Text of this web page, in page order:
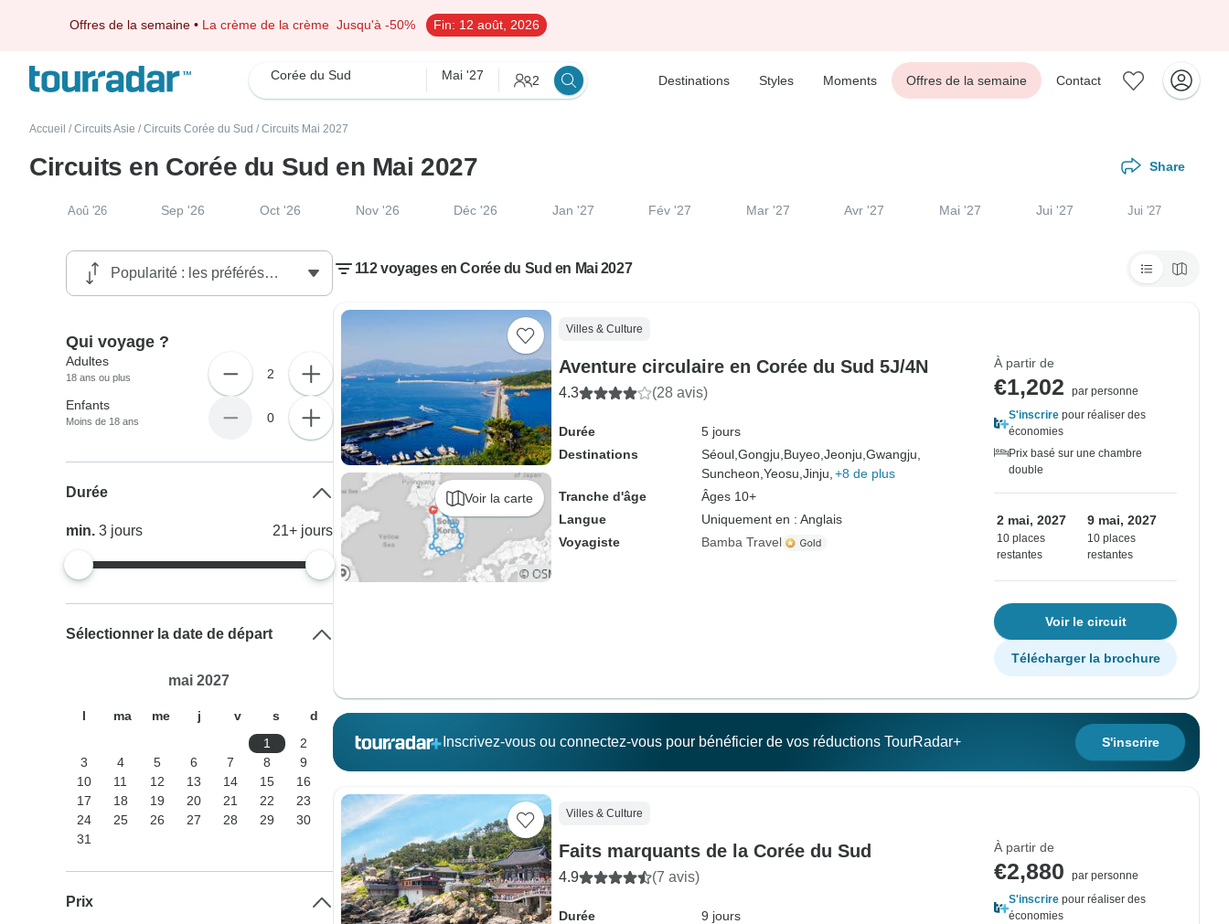
Offres de la semaine • La crème de la crème Jusqu'à -50% Fin: 12 août, 2026
Corée du Sud Mai '27 2 Destinations Styles Moments Offres de la semaine Contact
Accueil / Circuits Asie / Circuits Corée du Sud / Circuits Mai 2027
Circuits en Corée du Sud en Mai 2027 Share
Aoû '26 Sep '26 Oct '26 Nov '26 Déc '26 Jan '27 Fév '27 Mar '27 Avr '27 Mai '27 Jui '27 Jui '27
112 voyages en Corée du Sud en Mai 2027
Voir la carte
Villes & Culture
Aventure circulaire en Corée du Sud 5J/4N
4.3 (28 avis)
Durée
5 jours
Destinations
Séoul, Gongju, Buyeo, Jeonju, Gwangju,
Suncheon, Yeosu, Jinju, +8 de plus
Tranche d'âge
Âges 10+
Langue
Uniquement en : Anglais
Voyagiste
Bamba Travel
À partir de
€1,202
par personne
S'inscrire pour réaliser des
économies
Prix basé sur une chambre
double
2 mai, 2027
10 places
restantes
9 mai, 2027
10 places
restantes
Voir le circuit
Télécharger la brochure
Inscrivez-vous ou connectez-vous pour bénéficier de vos réductions TourRadar+ S'inscrire
Villes & Culture
Faits marquants de la Corée du Sud
4.9 (7 avis)
Durée
9 jours
À partir de
€2,880
par personne
S'inscrire pour réaliser des
économies
Qui voyage ?
Adultes
18 ans ou plus 2
Enfants
Moins de 18 ans 0
Durée
min.3 jours 21+ jours
Sélectionner la date de départ
mai 2027
l ma me j v s
d
1
2
3
4 5 6 7 8
9
10
11 12 13 14 15
16
17
18 19 20 21 22
23
24
25 26 27 28 29
30
31
Prix